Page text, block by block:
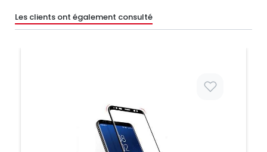
Les clients ont également consulté